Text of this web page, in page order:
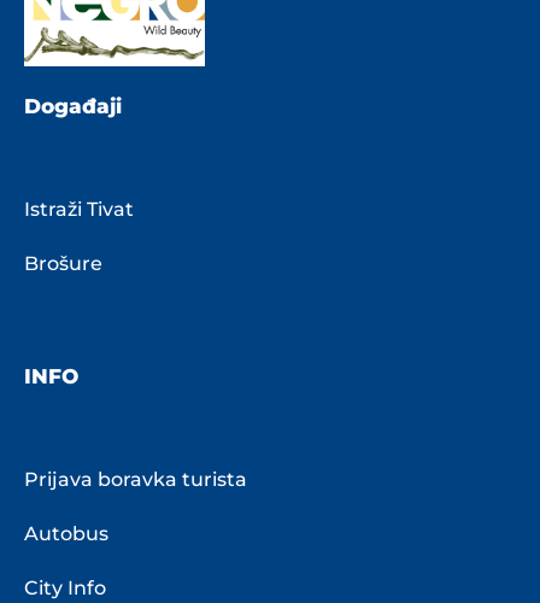
Događaji
Istraži Tivat
Brošure
INFO
Prijava boravka turista
Autobus
City Info